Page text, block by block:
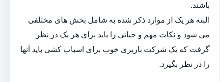
باشند.
البته هر یک از موارد ذکر شده به شامل بخش های مختلفی
می شود و نکات مهم و حیاتی را باید برای هر یک در نظر
گرفت که یک شرکت باربری خوب برای اسباب کشی باید آنها
را در نظر بگیرد.